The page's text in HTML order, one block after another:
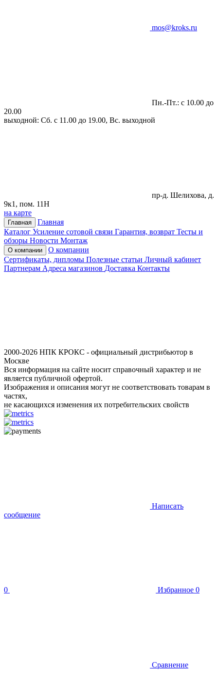
mos@kroks.ru
Пн.-Пт.: с 10.00 до
20.00
выходной: Сб. с 11.00 до 19.00, Вс. выходной
пр-д. Шелихова, д.
9к1, пом. 11Н
на карте
Главная
Главная
Каталог Усиление сотовой связи Гарантия, возврат Тесты и
обзоры Новости Монтаж
О компании
О компании
Сертификаты, дипломы Полезные статьи Личный кабинет
Партнерам Адреса магазинов Доставка Контакты
2000-2026 НПК КРОКС - официальный дистрибьютор в
Москве
Вся информация на сайте носит справочный характер и не
является публичной офертой.
Изображения и описания могут не соответствовать товарам в
частях,
не касающихся изменения их потребительских свойств
Написать
сообщение
0 Избранное 0
Сравнение